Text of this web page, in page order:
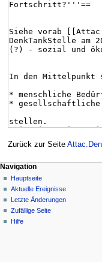
Zurück zur Seite
Navigation
Hauptseite
Aktuelle Ereignisse
Letzte Änderungen
Zufällige Seite
Hilfe